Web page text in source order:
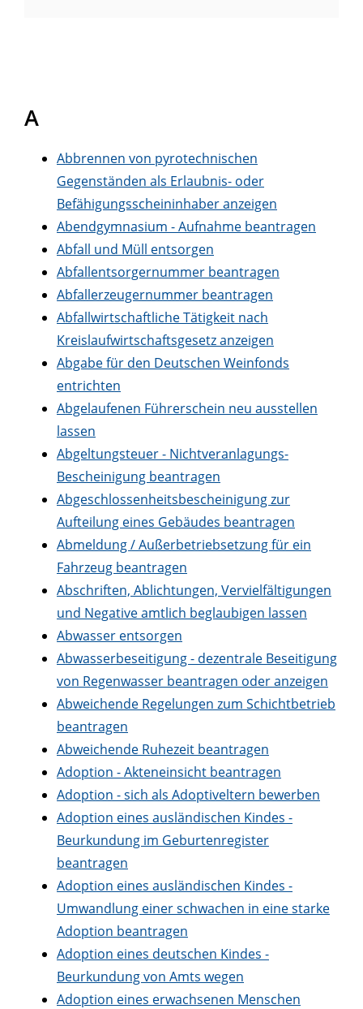
A
Abbrennen von pyrotechnischen
Gegenständen als Erlaubnis- oder
Befähigungsscheininhaber anzeigen
Abendgymnasium - Aufnahme beantragen
Abfall und Müll entsorgen
Abfallentsorgernummer beantragen
Abfallerzeugernummer beantragen
Abfallwirtschaftliche Tätigkeit nach
Kreislaufwirtschaftsgesetz anzeigen
Abgabe für den Deutschen Weinfonds
entrichten
Abgelaufenen Führerschein neu ausstellen
lassen
Abgeltungsteuer - Nichtveranlagungs-
Bescheinigung beantragen
Abgeschlossenheitsbescheinigung zur
Aufteilung eines Gebäudes beantragen
Abmeldung / Außerbetriebsetzung für ein
Fahrzeug beantragen
Abschriften, Ablichtungen, Vervielfältigungen
und Negative amtlich beglaubigen lassen
Abwasser entsorgen
Abwasserbeseitigung - dezentrale Beseitigung
von Regenwasser beantragen oder anzeigen
Abweichende Regelungen zum Schichtbetrieb
beantragen
Abweichende Ruhezeit beantragen
Adoption - Akteneinsicht beantragen
Adoption - sich als Adoptiveltern bewerben
Adoption eines ausländischen Kindes -
Beurkundung im Geburtenregister
beantragen
Adoption eines ausländischen Kindes -
Umwandlung einer schwachen in eine starke
Adoption beantragen
Adoption eines deutschen Kindes -
Beurkundung von Amts wegen
Adoption eines erwachsenen Menschen